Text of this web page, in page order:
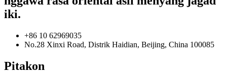
iki.
+86 10 62969035
No.28 Xinxi Road, Distrik Haidian, Beijing, China 100085
Pitakon